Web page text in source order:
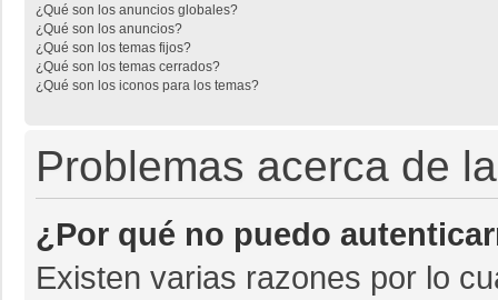
¿Qué son los anuncios globales?
¿Qué son los anuncios?
¿Qué son los temas fijos?
¿Qué son los temas cerrados?
¿Qué son los iconos para los temas?
Problemas acerca de
¿Por qué no puedo
Existen varias razones por lo